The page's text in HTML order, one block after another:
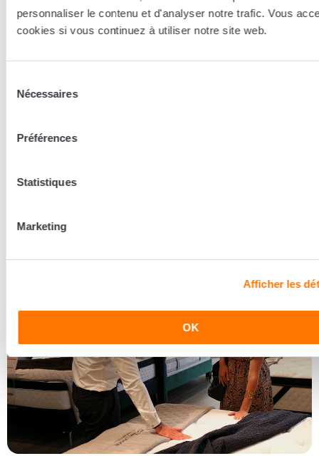
personnaliser le contenu et d'analyser notre trafic. Vous
cookies si vous continuez à utiliser notre site web.
Nécessaires
Préférences
Statistiques
Marketing
Afficher les
OK
technologie, le confort, et les modèles les plus adaptés à votre
sommeil...
Trouver le magasin le plus proche
adaptée à vos besoins.
Découvrir les coulisses